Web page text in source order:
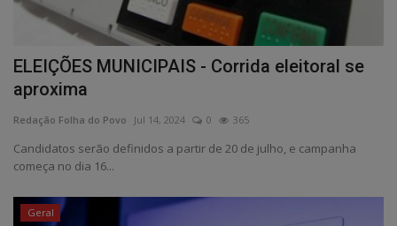
ELEIÇÕES MUNICIPAIS - Corrida eleitoral se
aproxima
Redação Folha do Povo Jul 14, 2024 0 365
Candidatos serão definidos a partir de 20 de julho, e campanha
começa no dia 16...
Geral